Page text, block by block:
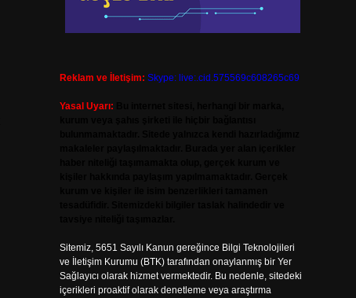
Reklam ve İletişim: Skype: live:.cid.575569c608265c69
Yasal Uyarı:
Sitemiz, 5651 Sayılı Kanun gereğince Bilgi Teknolojileri
ve İletişim Kurumu (BTK) tarafından onaylanmış bir Yer
Sağlayıcı olarak hizmet vermektedir. Bu nedenle, sitedeki
içerikleri proaktif olarak denetleme veya araştırma